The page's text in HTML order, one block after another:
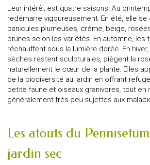
Leur intérêt est quatre saisons. Au
redémarre vigoureusement. En été, elle
panicules plumeuses, crème, beige,
brunes selon les variétés. En automne, les
réchauffent sous la lumière dorée. En
sèches restent sculpturales, piègent la
naturellement le cœur de la plante. Elles
de la biodiversité au jardin en offrant
petite faune et oiseaux granivores, tout en
généralement très peu sujettes aux
Les atouts du
jardin sec